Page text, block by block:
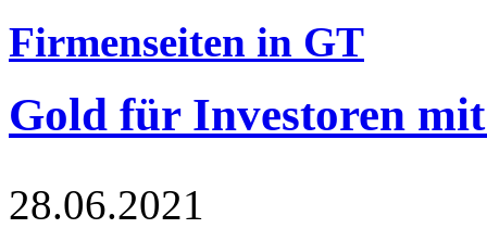
Firmenseiten in GT
Gold für Investoren
28.06.2021